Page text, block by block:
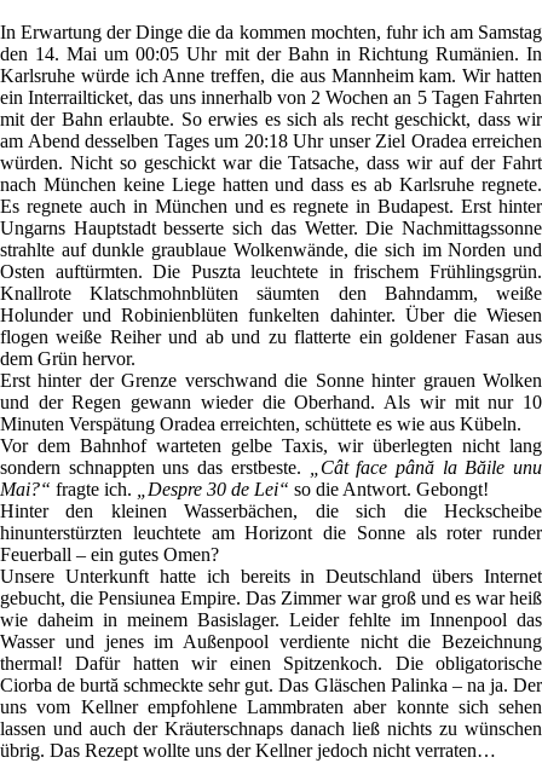
In Erwartung der Dinge die da kommen mochten, fuhr ich am Samstag
den 14. Mai um 00:05 Uhr mit der Bahn in Richtung Rumänien. In
Karlsruhe würde ich Anne treffen, die aus Mannheim kam. Wir hatten
ein Interrailticket, das uns innerhalb von 2 Wochen an 5 Tagen Fahrten
mit der Bahn erlaubte. So erwies es sich als recht geschickt, dass wir
am Abend desselben Tages um 20:18 Uhr unser Ziel Oradea erreichen
würden. Nicht so geschickt war die Tatsache, dass wir auf der Fahrt
nach München keine Liege hatten und dass es ab Karlsruhe regnete.
Es regnete auch in München und es regnete in Budapest. Erst hinter
Ungarns Hauptstadt besserte sich das Wetter. Die Nachmittagssonne
strahlte auf dunkle graublaue Wolkenwände, die sich im Norden und
Osten auftürmten. Die Puszta leuchtete in frischem Frühlingsgrün.
Knallrote Klatschmohnblüten säumten den Bahndamm, weiße
Holunder und Robinienblüten funkelten dahinter. Über die Wiesen
flogen weiße Reiher und ab und zu flatterte ein goldener Fasan aus
dem Grün hervor.
Erst hinter der Grenze verschwand die Sonne hinter grauen Wolken
und der Regen gewann wieder die Oberhand. Als wir mit nur 10
Minuten Verspätung Oradea erreichten, schüttete es wie aus Kübeln.
Vor dem Bahnhof warteten gelbe Taxis, wir überlegten nicht lang
sondern schnappten uns das erstbeste.
„Cât face până la Băile unu
Mai?“ fragte ich. „Despre 30 de Lei“ so die Antwort. Gebongt!
Hinter den kleinen Wasserbächen, die sich die Heckscheibe
hinunterstürzten leuchtete am Horizont die Sonne als roter runder
Feuerball – ein gutes Omen?
Unsere Unterkunft hatte ich bereits in Deutschland übers Internet
gebucht, die Pensiunea Empire. Das Zimmer war groß und es war heiß
wie daheim in meinem Basislager. Leider fehlte im Innenpool das
Wasser und jenes im Außenpool verdiente nicht die Bezeichnung
thermal! Dafür hatten wir einen Spitzenkoch. Die obligatorische
Ciorba de burtă schmeckte sehr gut. Das Gläschen Palinka – na ja. Der
uns vom Kellner empfohlene Lammbraten aber konnte sich sehen
lassen und auch der Kräuterschnaps danach ließ nichts zu wünschen
übrig. Das Rezept wollte uns der Kellner jedoch nicht verraten…